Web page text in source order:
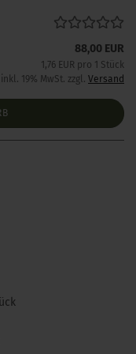
88,00 EUR
1,76 EUR pro 1 Stück
inkl. 19% MwSt. zzgl. Versand